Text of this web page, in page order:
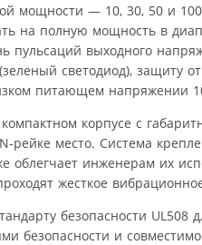
мощности — 10, 30, 50 и
на полную мощность в
пульсаций выходного
светодиод), защиту
питающем напряжении
корпусе с
место. Система
облегчает инженерам их
жесткое
безопасности
безопасности и